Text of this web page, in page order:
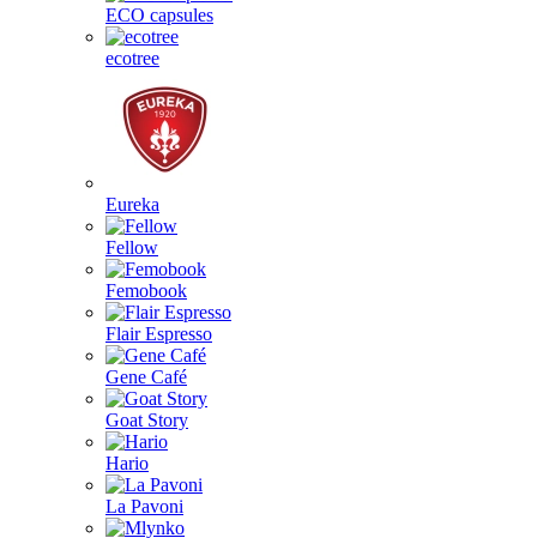
ECO capsules
ecotree
Eureka
Fellow
Femobook
Flair Espresso
Gene Café
Goat Story
Hario
La Pavoni